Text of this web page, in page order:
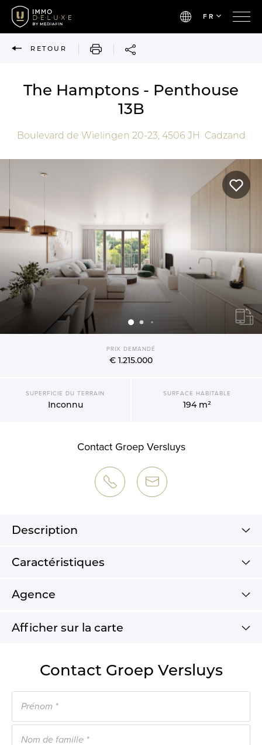
FR
RETOUR IMPRIMER
The Hamptons - Penthouse
13B
Boulevard de Wielingen 20-23, 4506 JH Cadzand
PRIX DEMANDÉ
€ 1.215.000
SUPERFICIE DU TERRAIN
Inconnu
SURFACE HABITABLE
194 m²
Contact Groep Versluys
Description
Caractéristiques
Agence
Afficher sur la carte
Contact Groep Versluys